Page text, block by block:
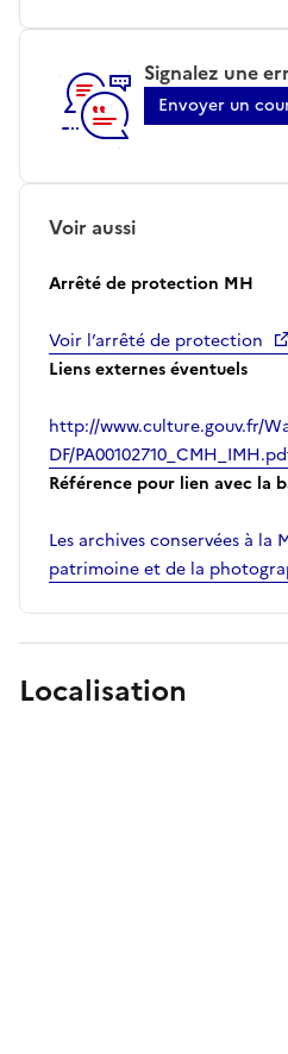
Signalez une
Envoyer un
Voir aussi
Arrêté de protection MH
Voir l’arrêté de protection
Liens externes éventuels
http://www.culture.gouv.fr/
DF/
Référence pour lien avec la
Les archives conservées à la
patrimoine et de la
Localisation